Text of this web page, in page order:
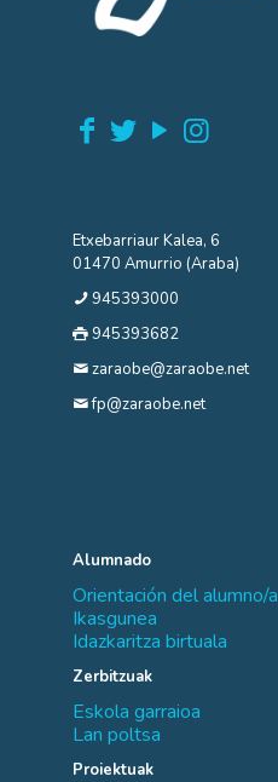
Etxebarriaur Kalea, 6
01470 Amurrio (Araba)
945393000
945393682
zaraobe@zaraobe.net
fp@zaraobe.net
Alumnado
Orientación del alumno/a
Ikasgunea
Idazkaritza birtuala
Zerbitzuak
Eskola garraioa
Lan poltsa
Proiektuak